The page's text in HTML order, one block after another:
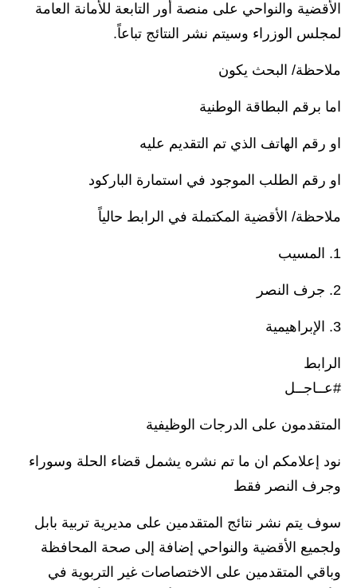
المرحلة المتوسطة
المرحلة الاعدادية
المرحلة الابتدائية
المرحلة المتوسطة
ملازم دراسية
المرحلة الابتدائية
الأقضية والنواحي على منصة أور التابعة للأمانة العامة
لمجلس الوزراء وسيتم نشر النتائج تباعاً.
ملاحظة/ البحث يكون
اما برقم البطاقة الوطنية
او رقم الهاتف الذي تم التقديم عليه
او رقم الطلب الموجود في استمارة الباركود
ملاحظة/ الأقضية المكتملة في الرابط حالياً
1. المسيب
2. جرف النصر
3. الإبراهيمية
الرابط
#عــاجــل
المتقدمون على الدرجات الوظيفية
نود إعلامكم ان ما تم نشره يشمل قضاء الحلة وسوراء
وجرف النصر فقط
سوف يتم نشر نتائج المتقدمين على مديرية تربية بابل
ولجميع الأقضية والنواحي إضافة إلى صحة المحافظة
وباقي المتقدمين على الاختصاصات غير التربوية في